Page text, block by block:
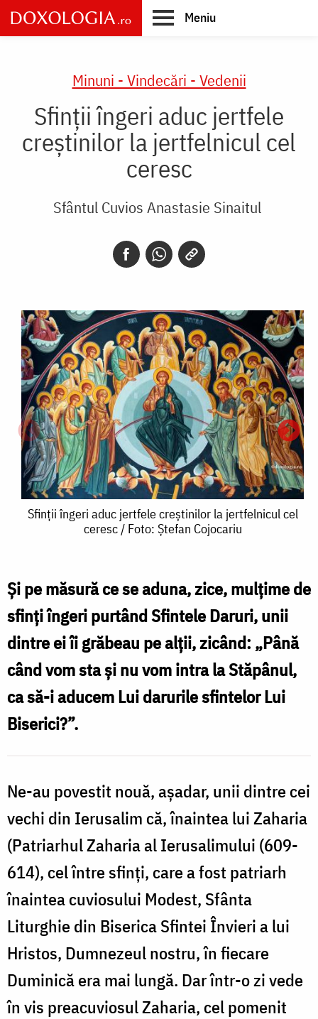
Skip
to
main
Meniu
Minuni - Vindecări - Vedenii
Sfinții îngeri aduc jertfele
creștinilor la jertfelnicul cel
ceresc
Sfântul Cuvios Anastasie Sinaitul
Sfinții
jertfele
creștinilor
la
jertfelnicul
cel
/
Foto:
Ștefan
Cojocariu
Sfinții îngeri aduc jertfele creștinilor la jertfelnicul cel
ceresc / Foto: Ștefan Cojocariu
Şi pe măsură ce se aduna, zice, mulţime de
sfinţi îngeri purtând Sfintele Daruri, unii
dintre ei îi grăbeau pe alţii, zicând: „Până
când vom sta şi nu vom intra la Stăpânul,
ca să-i aducem Lui darurile sfintelor Lui
Biserici?”.
Ne-au povestit nouă, aşadar, unii dintre cei
vechi din Ierusalim că, înaintea lui Zaharia
(Patriarhul Zaharia al Ierusalimului (609-
614), cel între sfinţi, care a fost patriarh
înaintea cuviosului Modest, Sfânta
Liturghie din Biserica Sfintei Învieri a lui
Hristos, Dumnezeul nostru, în fiecare
Duminică era mai lungă. Dar într-o zi vede
în vis preacuviosul Zaharia, cel pomenit